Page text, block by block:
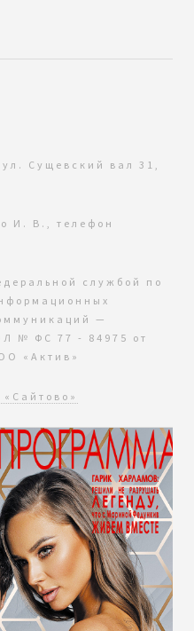
Сущевский вал 31,
И. В., телефон
службой по
—
№ ФС 77 - 84975 от
«Актив»
«Сайтово»